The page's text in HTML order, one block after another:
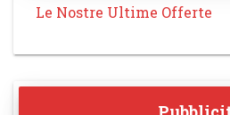
Le Nostre Ultime Offerte